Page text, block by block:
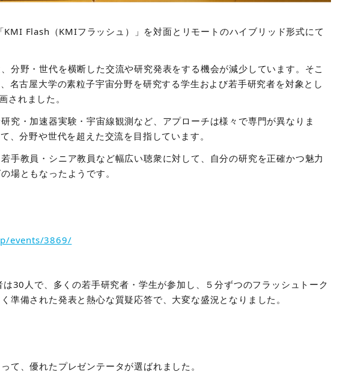
Flash（KMIフラッシュ）」を対面とリモートのハイブリッド形式にて
分野・世代を横断した交流や研究発表をする機会が減少しています。そこ
名古屋大学の素粒子宇宙分野を研究する学生および若手研究者を対象とし
されました。
究・加速器実験・宇宙線観測など、アプローチは様々で専門が異なりま
、分野や世代を超えた交流を目指しています。
手教員・シニア教員など幅広い聴衆に対して、自分の研究を正確かつ魅力
場ともなったようです。
events/3869/
30人で、多くの若手研究者・学生が参加し、５分ずつのフラッシュトーク
準備された発表と熱心な質疑応答で、大変な盛況となりました。
て、優れたプレゼンテータが選ばれました。